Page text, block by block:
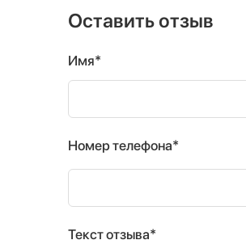
Оставить отзыв
Имя*
Номер телефона*
Текст отзыва*